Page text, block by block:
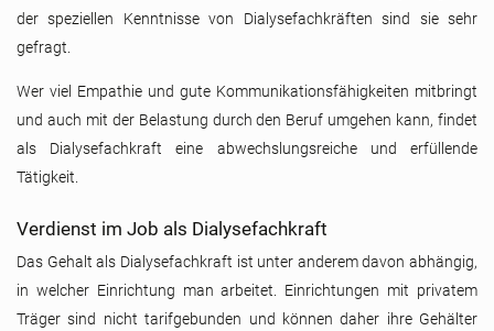
der speziellen Kenntnisse von Dialysefachkräften sind sie sehr
gefragt.
Wer viel Empathie und gute Kommunikationsfähigkeiten mitbringt
und auch mit der Belastung durch den Beruf umgehen kann, findet
als Dialysefachkraft eine abwechslungsreiche und erfüllende
Tätigkeit.
Verdienst im Job als Dialysefachkraft
Das Gehalt als Dialysefachkraft ist unter anderem davon abhängig,
in welcher Einrichtung man arbeitet. Einrichtungen mit privatem
Träger sind nicht tarifgebunden und können daher ihre Gehälter